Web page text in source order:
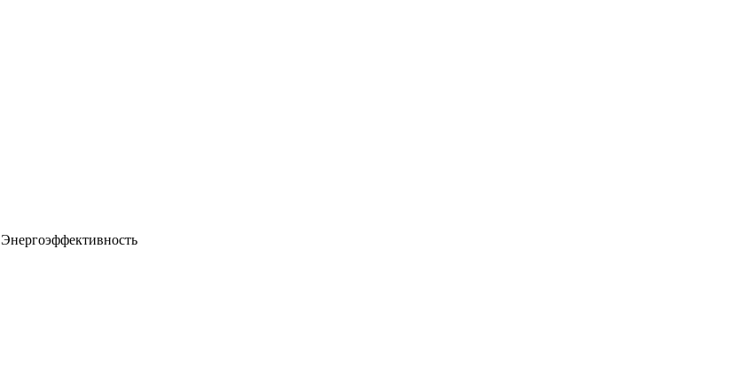
Энергоэффективность